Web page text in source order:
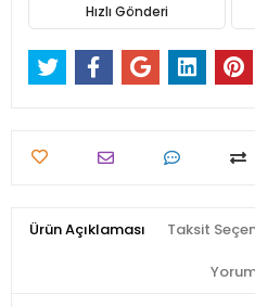
Hızlı Gönderi
Ürün Açıklaması Taksit